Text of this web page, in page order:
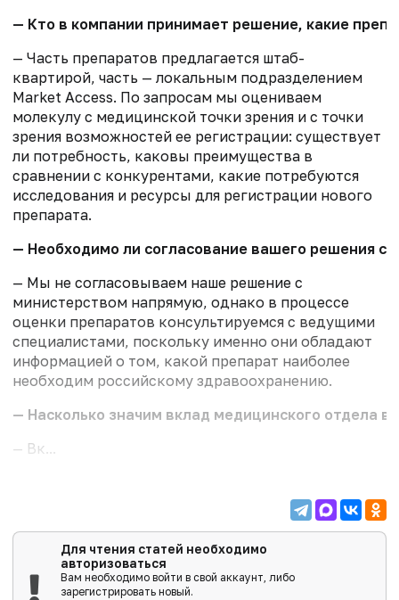
— Кто в компании принимает решение, какие
— Часть препаратов предлагается штаб-
квартирой, часть — локальным подразделением
Market Access. По запросам мы оцениваем
молекулу с медицинской точки зрения и с точки
зрения возможностей ее регистрации: существует
ли потребность, каковы преимущества в
сравнении с конкурентами, какие потребуются
исследования и ресурсы для регистрации нового
препарата.
— Необходимо ли согласование вашего решения с
— Мы не согласовываем наше решение с
министерством напрямую, однако в процессе
оценки препаратов консультируемся с ведущими
специалистами, поскольку именно они обладают
информацией о том, какой препарат наиболее
необходим российскому здравоохранению.
— Насколько значим вклад медицинского отдела в
— Вк...
Для чтения статей необходимо
авторизоваться
Вам необходимо войти в свой аккаунт, либо
зарегистрировать новый.